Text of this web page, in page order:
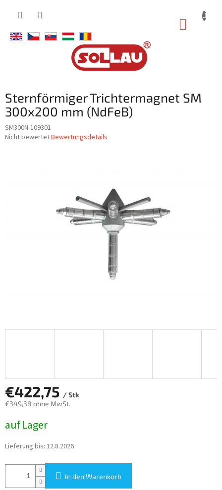
Sternförmiger Trichtermagnet SM
300x200 mm (NdFeB)
SM300N-109301
Die
Nicht bewertetBewertungsdetails
€422,75 / Stk
€349,38 ohne MwSt.
auf Lager
Lieferung bis: 12.8.2026
In den Warenkorb